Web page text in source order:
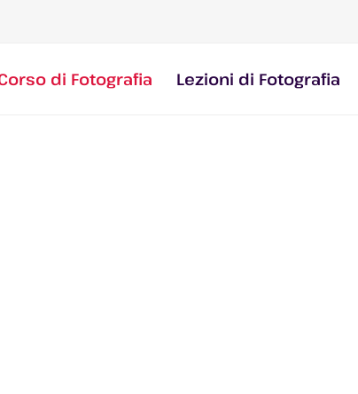
di Fotografia Lezioni di Fotografia